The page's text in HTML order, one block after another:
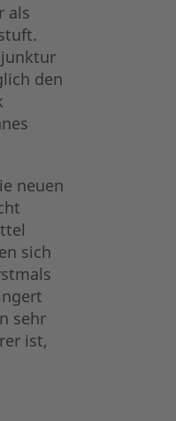
als
den
neuen
sich
sehr
ist,